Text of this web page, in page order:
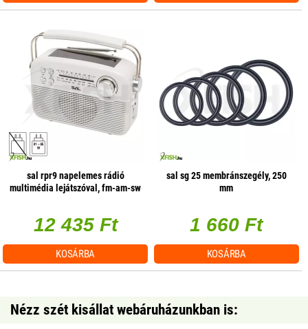
sal rpr9 napelemes rádió
multimédia lejátszóval, fm-am-sw
akkumulátor
12 435 Ft
KOSÁRBA
sal sg 25 membránszegély, 250
mm
1 660 Ft
KOSÁRBA
Nézz szét kisállat webáruházunkban is: